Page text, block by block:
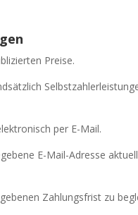
Preise.
per E-Mail.
E-Mail-Adresse
Zahlungsfrist zu